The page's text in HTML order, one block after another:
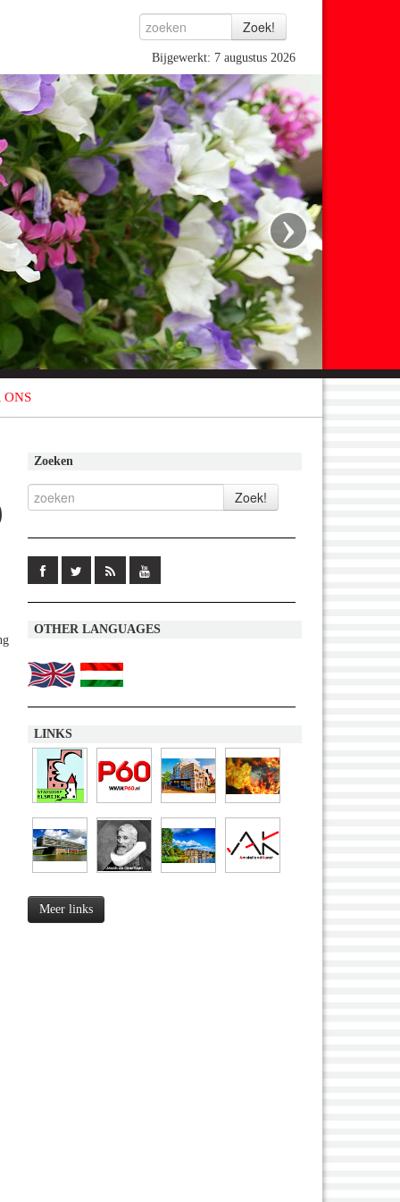
Bijgewerkt: 7 augustus 2026
›
ONS
Zoeken
OTHER LANGUAGES
LINKS
Meer links